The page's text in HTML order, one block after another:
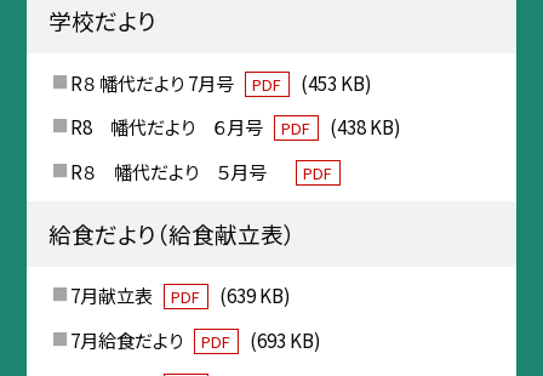
学校だより
R８ 幡代だより 7月号 PDF
(453 KB)
R8 幡代だより ６月号
PDF
(438 KB)
R８ 幡代だより ５月号
PDF
給食だより（給食献立表）
7月献立表 PDF
(639 KB)
7月給食だより
PDF
(693 KB)